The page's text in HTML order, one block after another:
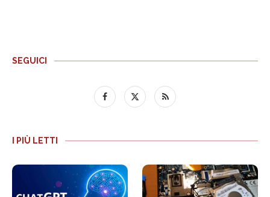
SEGUICI
I PIÙ LETTI